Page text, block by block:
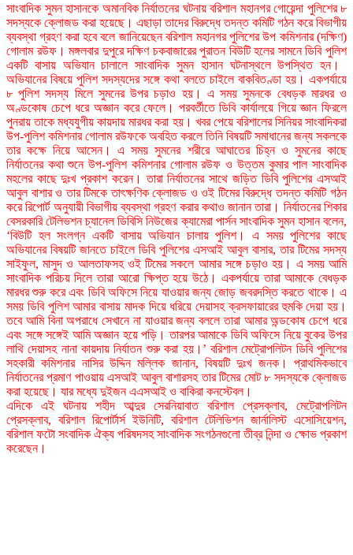
সাংবাদিক সুমন হাসানকে অমানবিক নির্যাতনের ঘটনায় বরিশাল মহানগর গোয়েন্দা পুলিশের ৮
সদস্যকে ক্লোজড করা হয়েছে। এছাড়া তাদের বিরুদ্ধে তদন্ত কমিটি গঠন করে বিভাগীয়
ব্যবস্থা গ্রহণ করা হবে বলে জানিয়েছেন বরিশাল মহানগর পুলিশের উপ কমিশনার (দক্ষিণ)
গোলাম রউফ। মঙ্গলবার দুপুরে দক্ষিণ চকবাজারের পুরাতন বিউটি হলের সামনে ডিবি পুলিশ
একটি বাসায় অভিযান চালালে সাংবাদিক সুমন হাসান ঘটনাস্থলে উপস্থিত হন।
অভিযানের বিষয়ে পুলিশ সদস্যদের সঙ্গে কথা বলতে চাইলে বাকবিতণ্ডা হয়। একপর্যায়ে
৮ পুলিশ সদস্য মিলে সুমনের উপর চড়াও হয়। এ সময় সুমনকে বেধড়ক মারধর ও
অণ্ডকোষ চেপে ধরে অজ্ঞান করে ফেলে। পরবর্তীতে ডিবি কার্যালয়ে গিয়ে জ্ঞান ফিরলে
পুনরায় তাকে মধ্যযুগীয় কায়দায় মারধর করা হয়। খবর পেয়ে বরিশালের সিনিয়র সাংবাদিকরা
উপ-পুলিশ কমিশনার গোলাম রউফকে অবহিত করলে তিনি বিষয়টি সমাধানের জন্য সকলকে
তার কক্ষে নিয়ে আসেন। এ সময় সুমনের শরীরে আঘাতের চিহ্ন ও সুমনের কাছে
নির্যাতনের কথা শুনে উপ-পুলিশ কমিশনার গোলাম রউফ ও উত্তম কুমার পাল সাংবাদিক
মহলের কাছে দুঃখ প্রকাশ করেন। তারা নির্যাতনের সাথে জড়িত ডিবি পুলিশের এসআই
আবুল বাশার ও তার টিমকে তাৎক্ষণিক ক্লোজড ও ওই টিমের বিরুদ্ধে তদন্ত কমিটি গঠন
করে রিপোর্ট অনুযায়ী বিভাগীয় ব্যবস্থা গ্রহণ করার কথাও জানান তারা। নির্যাতনের শিকার
বেসরকারি টেলিভশন চ্যানেল ডিবিসি নিউজের ক্যামেরা পার্সন সাংবাদিক সুমন হাসান বলেন,
‘বিউটি হল সংলগ্ন একটি বাসায় অভিযান চালায় পুলিশ। এ সময় পুলিশের কাছে
অভিযানের বিষয়টি জানতে চাইলে ডিবি পুলিশের এসআই আবুল বাসার, তার টিমের সদস্য
সাইফুল, মাসুদ ও আলতাফসহ ওই টিমের সকলে আমার সঙ্গে চড়াও হয়। এ সময় আমি
সাংবাদিক পরিচয় দিলে তারা আরো ক্ষিপ্ত হয়ে উঠে। একপর্যায়ে তারা আমাকে বেধড়ক
মারধর শুরু করে এবং ডিবি অফিসে নিয়ে যাওয়ার জন্য জোড় জবরদস্তি করতে থাকে। এ
সময় ডিবি পুলিশ আমার বাসায় মাদক দিয়ে ধরিয়ে দেয়াসহ ক্রসফায়ারের হুমকি দেয়া হয়।
তবে আমি বিনা অপরাধে সেখানে না যাওয়ার জন্য বললে তারা আমার অন্ডকোষ চেপে ধরে
এবং সঙ্গে সঙ্গেই আমি অজ্ঞান হয়ে পড়ি। তারপর আমাকে ডিবি অফিসে নিয়ে বুকের উপর
লাথি দেয়াসহ নানা কায়দায় নির্যাতন শুরু করা হয়।’ বরিশাল মেট্রোপলিটন ডিবি পুলিশের
সহকারী কমিশনার নাসির উদ্দিন মল্লিক জানান, বিষয়টি দুঃখ জনক। প্রাথমিকভাবে
নির্যাতনের প্রমাণ পাওয়ায় এসআই আবুল বাশারসহ তার টিমের মোট ৮ সদস্যকে ক্লোজড
করা হয়েছে। যার মধ্যে দুইজন এএসআই ও বাকিরা কনস্টেবল।
এদিকে এই ঘটনায় শহীদ আব্দুর সেরনিয়াবাত বরিশাল প্রেসক্লাব, মেট্রোপলিটন
প্রেসক্লাব, বরিশাল রিপোর্টার্স ইউনিটি, বরিশাল টেলিভিশন জার্নালিস্ট এসোসিয়েশন,
বরিশাল ফটো সংবাদিক ঐক্য পরিষদসহ সাংবাদিক সংগঠনগুলো তীব্র নিন্দা ও ক্ষোভ প্রকাশ
করেছেন।